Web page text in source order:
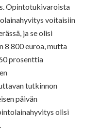
Opintotukivaroista
voitaisiin
ja se olisi
8 800 euroa, mutta
prosenttia
tutkinnon
päivän
olisi